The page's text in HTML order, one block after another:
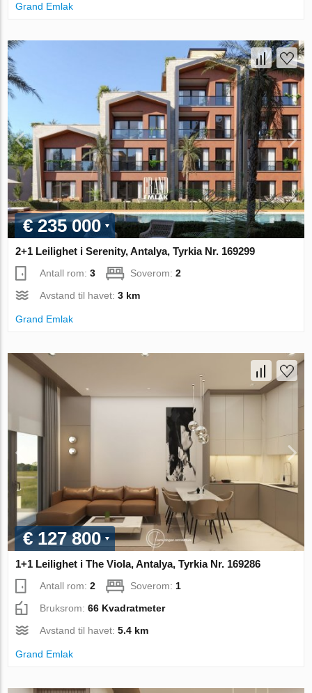
Grand Emlak
€ 235 000
2+1 Leilighet i Serenity, Antalya, Tyrkia Nr. 169299
Antall rom:3 Soverom:2
Avstand til havet:3 km
Grand Emlak
€ 127 800
1+1 Leilighet i The Viola, Antalya, Tyrkia Nr. 169286
Antall rom:2 Soverom: 1
Bruksrom:66 Kvadratmeter
Avstand til havet:5.4 km
Grand Emlak